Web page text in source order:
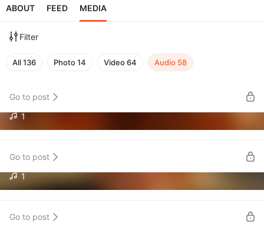
ABOUT FEED MEDIA
Filter
All136 Photo14 Video64 Audio 58
Go to post
Артур Шарифов - Депорт Сабурова/
sharifov.mp3
1
Go to post
СкуфКаст #50 - Пупок Генсухи / Кругом
АУДИОВЕРСИЯ.mp3
1
Go to post